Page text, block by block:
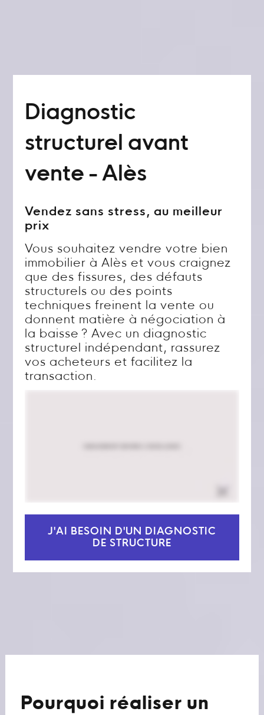
Diagnostic
structurel avant
vente - Alès
Vendez sans stress, au meilleur
prix
Vous souhaitez vendre votre bien
immobilier à Alès et vous craignez
que des fissures, des défauts
structurels ou des points
techniques freinent la vente ou
donnent matière à négociation à
la baisse ? Avec un diagnostic
structurel indépendant, rassurez
vos acheteurs et facilitez la
transaction.
J'AI BESOIN D'UN DIAGNOSTIC
DE STRUCTURE
Pourquoi réaliser un